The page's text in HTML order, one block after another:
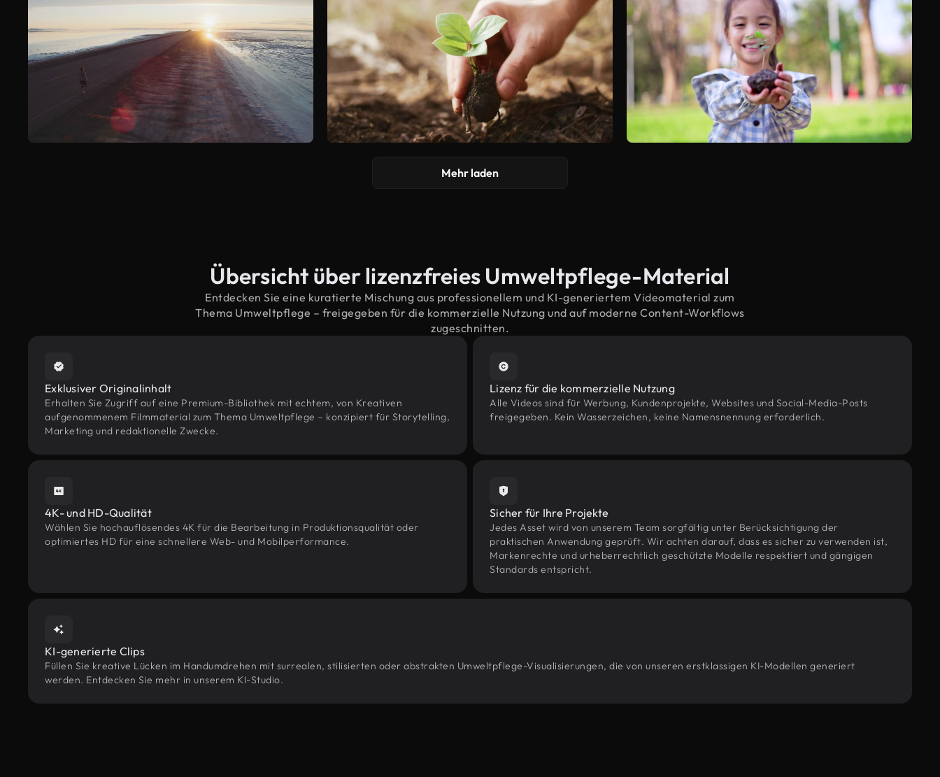
Mehr laden
Übersicht über lizenzfreies Umweltpflege-Material
Entdecken Sie eine kuratierte Mischung aus professionellem und KI-generiertem Videomaterial zum
Thema Umweltpflege – freigegeben für die kommerzielle Nutzung und auf moderne Content-Workflows
zugeschnitten.
Exklusiver Originalinhalt
Erhalten Sie Zugriff auf eine Premium-Bibliothek mit echtem, von Kreativen
aufgenommenem Filmmaterial zum Thema Umweltpflege – konzipiert für Storytelling,
Marketing und redaktionelle Zwecke.
Lizenz für die kommerzielle Nutzung
Alle Videos sind für Werbung, Kundenprojekte, Websites und Social-Media-Posts
freigegeben. Kein Wasserzeichen, keine Namensnennung erforderlich.
4K- und HD-Qualität
Wählen Sie hochauflösendes 4K für die Bearbeitung in Produktionsqualität oder
optimiertes HD für eine schnellere Web- und Mobilperformance.
Sicher für Ihre Projekte
Jedes Asset wird von unserem Team sorgfältig unter Berücksichtigung der
praktischen Anwendung geprüft. Wir achten darauf, dass es sicher zu verwenden ist,
Markenrechte und urheberrechtlich geschützte Modelle respektiert und gängigen
Standards entspricht.
KI-generierte Clips
Füllen Sie kreative Lücken im Handumdrehen mit surrealen, stilisierten oder abstrakten Umweltpflege-Visualisierungen, die von unseren erstklassigen KI-Modellen generiert
werden. Entdecken Sie mehr in unserem KI-Studio.